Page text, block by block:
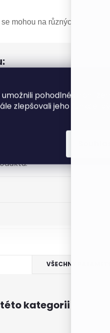
pohodlné prohlížení
zlepšovali jeho funkce,
mohou na různých
:
VŠECHNY
kategorii